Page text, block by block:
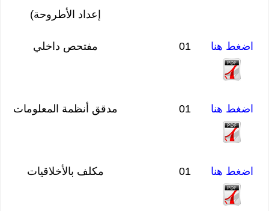
إعداد الأطروحة)
اضغط هنا 01 مفتحص داخلي
اضغط هنا 01 مدقق أنظمة المعلومات
اضغط هنا 01 مكلف بالأخلاقيات